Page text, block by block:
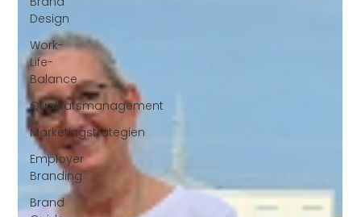
Design
Work-
Life-
Balance
Qualitätsmanagement
Marketingstrategien
Employer
Branding
Brand